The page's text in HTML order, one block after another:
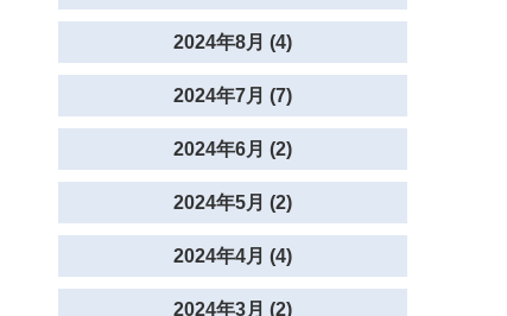
2024年8月 (4)
2024年7月 (7)
2024年6月 (2)
2024年5月 (2)
2024年4月 (4)
2024年3月 (2)